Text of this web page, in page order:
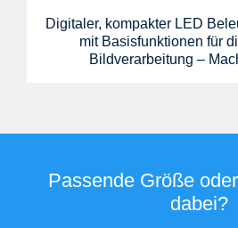
Digitaler, kompakter LED
mit Basisfunktionen für
Bildverarbeitung –
Passende Größe
dabei?